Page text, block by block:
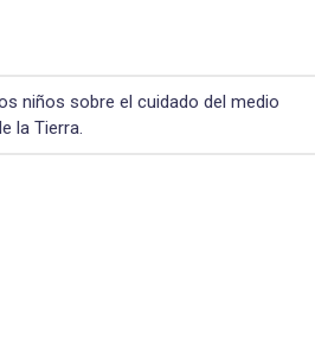
niños sobre el cuidado del medio
la Tierra.